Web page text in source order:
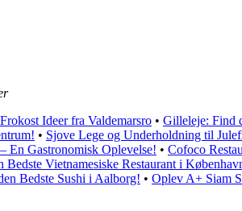
Ideer fra Valdemarsro • Gilleleje: Find
• Sjove Lege og Underholdning til
En Gastronomisk Oplevelse! • Cofoco
Bedste Vietnamesiske Restaurant i
Bedste Sushi i Aalborg! • Oplev A+ Siam